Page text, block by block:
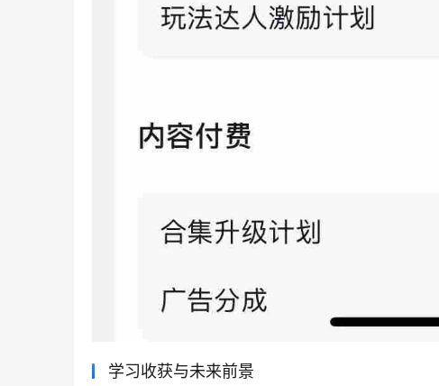
学习收获与未来前景